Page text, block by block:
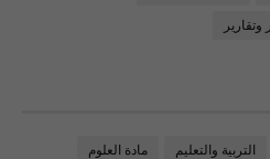
التربية والتعليم مادة العلوم